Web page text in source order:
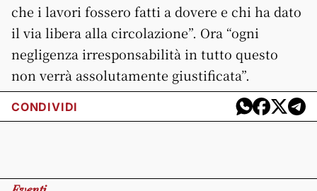
che i lavori fossero fatti a dovere e chi ha dato
il via libera alla circolazione”. Ora “ogni
negligenza irresponsabilità in tutto questo
non verrà assolutamente giustificata”.
CONDIVIDI